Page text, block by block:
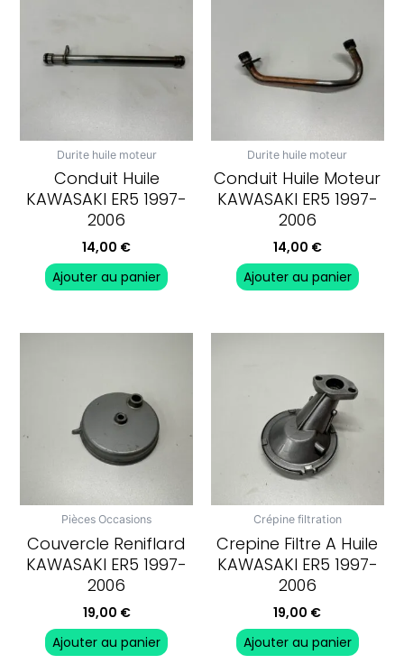
Durite huile moteur
Conduit Huile
KAWASAKI ER5 1997-
2006
14,00 €
Ajouter au panier
Durite huile moteur
Conduit Huile Moteur
KAWASAKI ER5 1997-
2006
14,00 €
Ajouter au panier
Pièces Occasions
Couvercle Reniflard
KAWASAKI ER5 1997-
2006
19,00 €
Ajouter au panier
Crépine filtration
Crepine Filtre A Huile
KAWASAKI ER5 1997-
2006
19,00 €
Ajouter au panier